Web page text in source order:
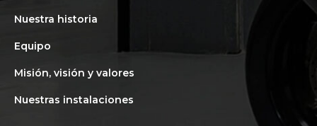
Nuestra historia
Equipo
Misión, visión y valores
Nuestras instalaciones